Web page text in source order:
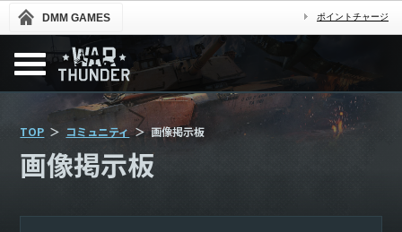
DMM GAMES ポイントチャージ
TOP コミュニティ 画像掲示板
画像掲示板